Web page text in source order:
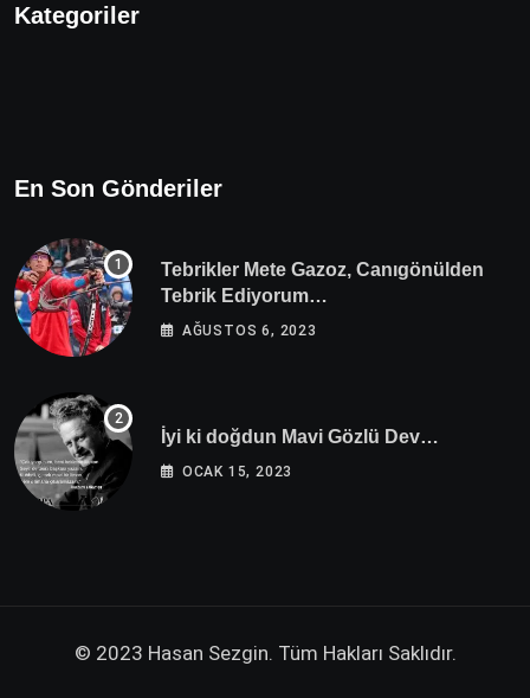
Kategoriler
En Son Gönderiler
Tebrikler Mete Gazoz, Canıgönülden
Tebrik Ediyorum…
AĞUSTOS 6, 2023
İyi ki doğdun Mavi Gözlü Dev…
OCAK 15, 2023
© 2023 Hasan Sezgin. Tüm Hakları Saklıdır.